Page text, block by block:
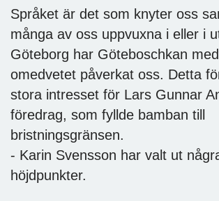
Språket är det som knyter oss
många av oss uppvuxna i eller i
Göteborg har Göteboschkan
omedvetet påverkat oss. Detta
stora intresset för Lars Gunnar
föredrag, som fyllde bamban till
bristningsgränsen.
- Karin Svensson har valt ut
höjdpunkter.